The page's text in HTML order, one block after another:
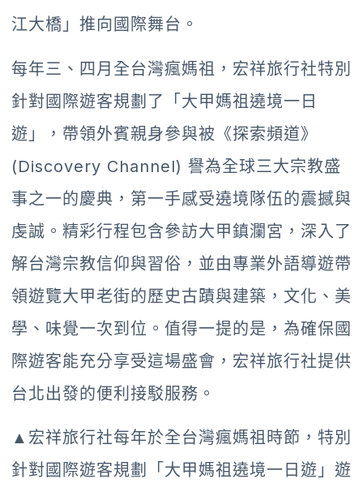
江大橋」推向國際舞台。
每年三、四月全台灣瘋媽祖，宏祥旅行社特別
針對國際遊客規劃了「大甲媽祖遶境一日
遊」，帶領外賓親身參與被《探索頻道》
(Discovery Channel) 譽為全球三大宗教盛
事之一的慶典，第一手感受遶境隊伍的震撼與
虔誠。精彩行程包含參訪大甲鎮瀾宮，深入了
解台灣宗教信仰與習俗，並由專業外語導遊帶
領遊覽大甲老街的歷史古蹟與建築，文化、美
學、味覺一次到位。值得一提的是，為確保國
際遊客能充分享受這場盛會，宏祥旅行社提供
台北出發的便利接駁服務。
▲宏祥旅行社每年於全台灣瘋媽祖時節，特別
針對國際遊客規劃「大甲媽祖遶境一日遊」遊